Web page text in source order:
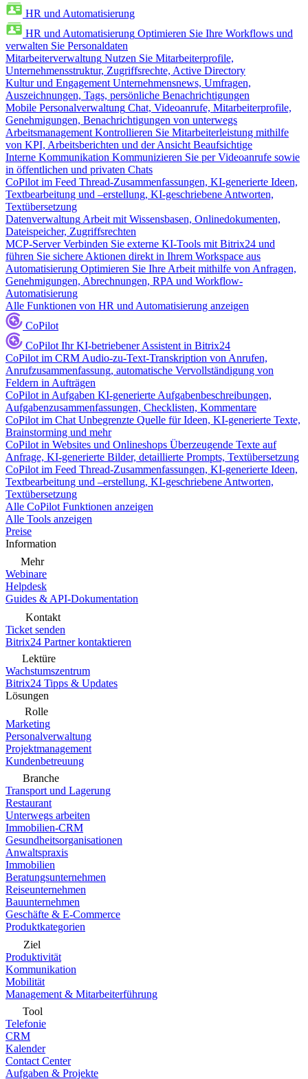
HR und Automatisierung
HR und Automatisierung Optimieren Sie Ihre Workflows und
verwalten Sie Personaldaten
Mitarbeiterverwaltung Nutzen Sie Mitarbeiterprofile,
Unternehmensstruktur, Zugriffsrechte, Active Directory
Kultur und Engagement Unternehmensnews, Umfragen,
Auszeichnungen, Tags, persönliche Benachrichtigungen
Mobile Personalverwaltung Chat, Videoanrufe, Mitarbeiterprofile,
Genehmigungen, Benachrichtigungen von unterwegs
Arbeitsmanagement Kontrollieren Sie Mitarbeiterleistung mithilfe
von KPI, Arbeitsberichten und der Ansicht Beaufsichtige
Interne Kommunikation Kommunizieren Sie per Videoanrufe sowie
in öffentlichen und privaten Chats
CoPilot im Feed Thread-Zusammenfassungen, KI-generierte Ideen,
Textbearbeitung und –erstellung, KI-geschriebene Antworten,
Textübersetzung
Datenverwaltung Arbeit mit Wissensbasen, Onlinedokumenten,
Dateispeicher, Zugriffsrechten
MCP-Server Verbinden Sie externe KI-Tools mit Bitrix24 und
führen Sie sichere Aktionen direkt in Ihrem Workspace aus
Automatisierung Optimieren Sie Ihre Arbeit mithilfe von Anfragen,
Genehmigungen, Abrechnungen, RPA und Workflow-
Automatisierung
Alle Funktionen von HR und Automatisierung anzeigen
CoPilot
CoPilot Ihr KI-betriebener Assistent in Bitrix24
CoPilot im CRM Audio-zu-Text-Transkription von Anrufen,
Anrufzusammenfassung, automatische Vervollständigung von
Feldern in Aufträgen
CoPilot in Aufgaben KI-generierte Aufgabenbeschreibungen,
Aufgabenzusammenfassungen, Checklisten, Kommentare
CoPilot im Chat Unbegrenzte Quelle für Ideen, KI-generierte Texte,
Brainstorming und mehr
CoPilot in Websites und Onlineshops Überzeugende Texte auf
Anfrage, KI-generierte Bilder, detaillierte Prompts, Textübersetzung
CoPilot im Feed Thread-Zusammenfassungen, KI-generierte Ideen,
Textbearbeitung und –erstellung, KI-geschriebene Antworten,
Textübersetzung
Alle CoPilot Funktionen anzeigen
Alle Tools anzeigen
Preise
Information
Mehr
Webinare
Helpdesk
Guides & API-Dokumentation
Kontakt
Ticket senden
Bitrix24 Partner kontaktieren
Lektüre
Wachstumszentrum
Bitrix24 Tipps & Updates
Lösungen
Rolle
Marketing
Personalverwaltung
Projektmanagement
Kundenbetreuung
Branche
Transport und Lagerung
Restaurant
Unterwegs arbeiten
Immobilien-CRM
Gesundheitsorganisationen
Anwaltspraxis
Immobilien
Beratungsunternehmen
Reiseunternehmen
Bauunternehmen
Geschäfte & E-Commerce
Produktkategorien
Ziel
Produktivität
Kommunikation
Mobilität
Management & Mitarbeiterführung
Tool
Telefonie
CRM
Kalender
Contact Center
Aufgaben & Projekte